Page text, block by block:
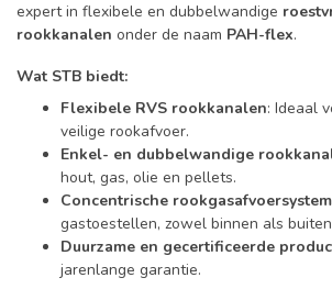
expert in flexibele en dubbelwandige
rookkanalen onder de naam PAH-flex.
Wat STB biedt:
Flexibele RVS rookkanalen: Ideaal
veilige rookafvoer.
Enkel- en dubbelwandige
hout, gas, olie en pellets.
Concentrische
gastoestellen, zowel binnen als
Duurzame en gecertificeerde
jarenlange garantie.